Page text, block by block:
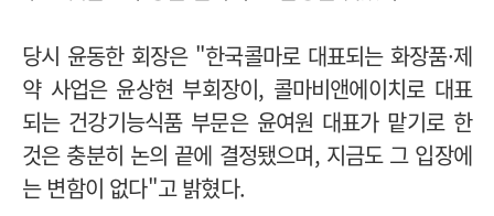
당시 윤동한 회장은 "한국콜마로 대표되는 화장품·제
약 사업은 윤상현 부회장이, 콜마비앤에이치로 대표
되는 건강기능식품 부문은 윤여원 대표가 맡기로 한
것은 충분히 논의 끝에 결정됐으며, 지금도 그 입장에
는 변함이 없다"고 밝혔다.